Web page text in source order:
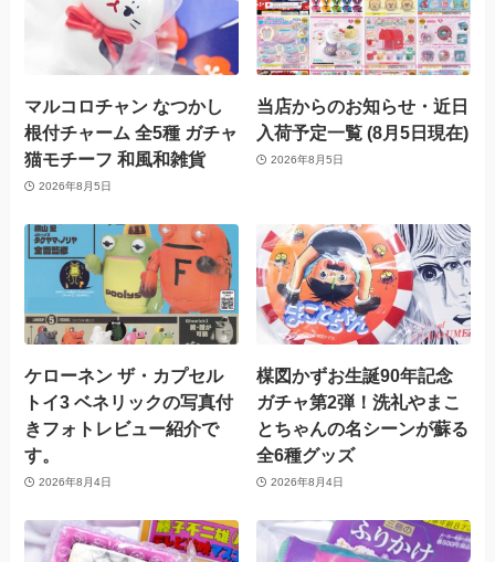
マルコロチャン なつかし
根付チャーム 全5種 ガチャ
猫モチーフ 和風和雑貨
2026年8月5日
当店からのお知らせ・近日
入荷予定一覧 (8月5日現在)
2026年8月5日
ケローネン ザ・カプセル
トイ3 ベネリックの写真付
きフォトレビュー紹介で
す。
2026年8月4日
楳図かずお生誕90年記念
ガチャ第2弾！洗礼やまこ
とちゃんの名シーンが蘇る
全6種グッズ
2026年8月4日